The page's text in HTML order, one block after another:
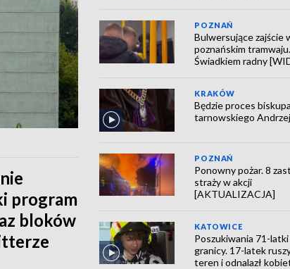
program
bloków
POZNAŃ
Bulwersujące zajście
poznańskim tramwaju.
Świadkiem radny
KRAKÓW
Będzie proces biskupa
tarnowskiego
POZNAŃ
Ponowny pożar. 8
straży w akcji
[AKTUALIZACJA]
KATOWICE
Poszukiwania 71-latki
granicy. 17-latek
teren i odnalazł